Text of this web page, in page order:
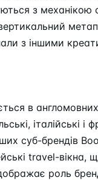
з
з іншими
в
італійські
суб-брендів
travel-вікна,
роль